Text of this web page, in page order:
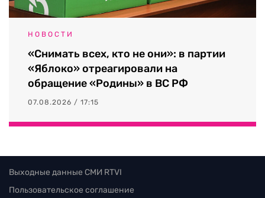
НОВОСТИ
«Снимать всех, кто не они»: в партии
«Яблоко» отреагировали на
обращение «Родины» в ВС РФ
07.08.2026 / 17:15
Выходные данные СМИ RTVI
Пользовательское соглашение